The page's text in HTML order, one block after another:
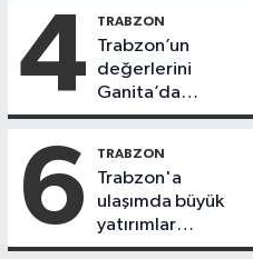
4 TRABZON
Trabzon’un
değerlerini
Ganita’da
yaşatıyoruz
6 TRABZON
Trabzon'a
ulaşımda büyük
yatırımlar
yapılıyor